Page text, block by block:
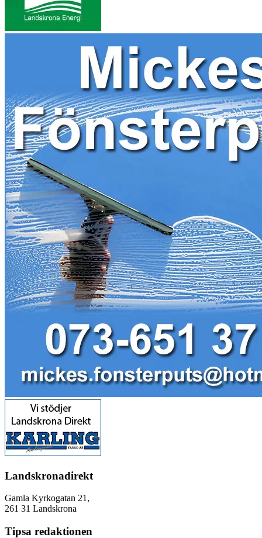
Landskronadirekt
Gamla Kyrkogatan 21,
261 31 Landskrona
Tipsa redaktionen